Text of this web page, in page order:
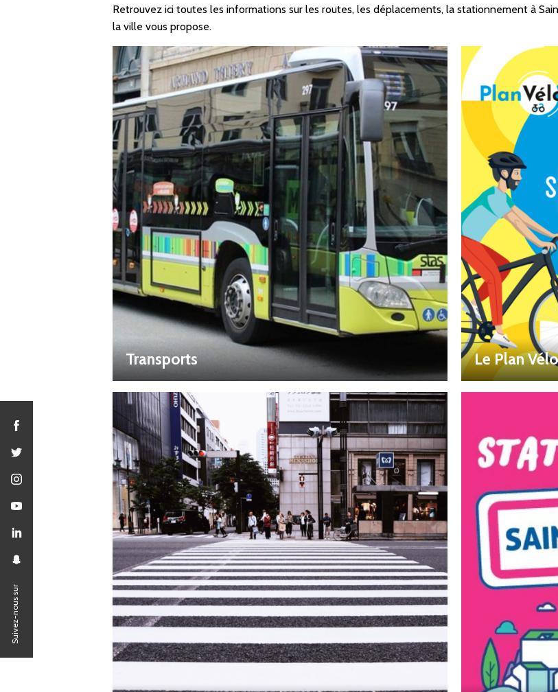
Suivez-nous sur
Retrouvez ici toutes les informations sur les routes, les déplacements, la stationnement à
la ville vous propose.
Transports Le Plan